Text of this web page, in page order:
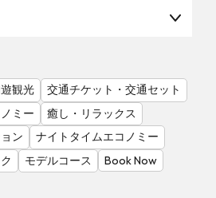
観光
交通チケット・交通セット
ミー
癒し・リラックス
ン
ナイトタイムエコノミー
モデルコース Book Now